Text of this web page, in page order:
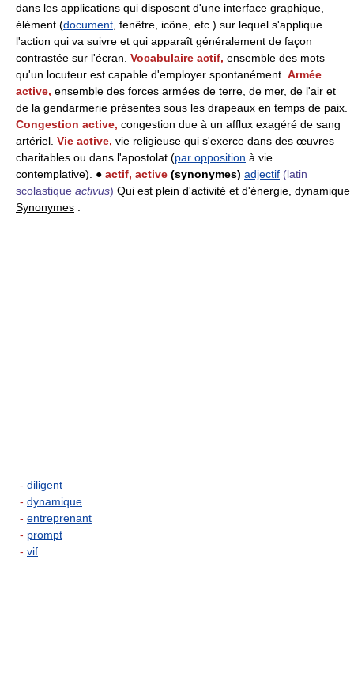
dans les applications qui disposent d'une interface graphique,
élément (document , fenêtre, icône, etc.) sur lequel s'applique
l'action qui va suivre et qui apparaît généralement de façon
contrastée sur l'écran. Vocabulaire actif, ensemble des mots
qu'un locuteur est capable d'employer spontanément. Armée
active, ensemble des forces armées de terre, de mer, de l'air et
de la gendarmerie présentes sous les drapeaux en temps de paix.
Congestion active, congestion due à un afflux exagéré de sang
artériel. Vie active, vie religieuse qui s'exerce dans des œuvres
charitables ou dans l'apostolat (par opposition à vie
contemplative). ● actif, active (synonymes) adjectif (latin
scolastique activus) Qui est plein d'activité et d'énergie, dynamique
Synonymes :
- diligent
- dynamique
- entreprenant
- prompt
- vif